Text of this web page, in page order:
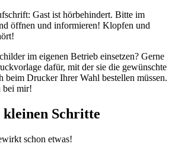
im eigenen Betrieb einsetzen? Gerne
dafür, mit der sie die gewünschte
beim Drucker Ihrer Wahl bestellen müssen.
bei mir!
Schritte
schon etwas!